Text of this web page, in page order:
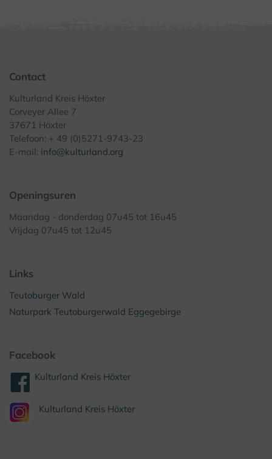
Contact
Kulturland Kreis Höxter
Corveyer Allee 7
37671 Höxter
Telefoon: + 49 (0)5271-9743-23
E-mail: info@kulturland.org
Openingsuren
Maandag - donderdag 07u45 tot 16u45
Vrijdag 07u45 tot 12u45
Links
Teutoburger Wald
Naturpark Teutoburgerwald Eggegebirge
Facebook
Kulturland Kreis Höxter
Kulturland Kreis Höxter